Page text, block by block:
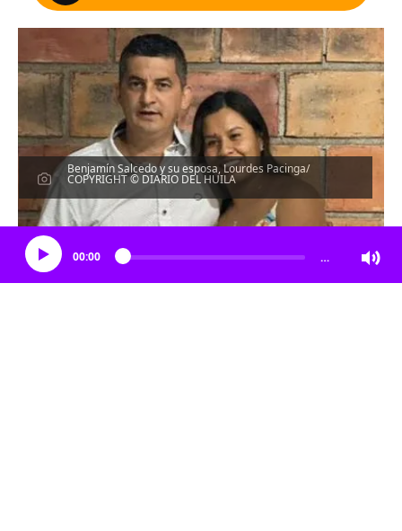
Benjamín Salcedo y su esposa, Lourdes Pacinga/
COPYRIGHT © DIARIO DEL HUILA
Escucha el artículo
00:00 …